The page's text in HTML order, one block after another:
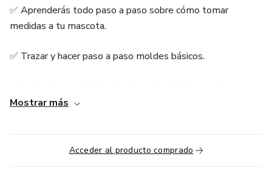
✅ Aprenderás todo paso a paso sobre cómo tomar
medidas a tu mascota.
✅ Trazar y hacer paso a paso moldes básicos.
superiores.
✅ También aprenderás todo sobre creación de prendas
Mostrar más
Acceder al producto comprado